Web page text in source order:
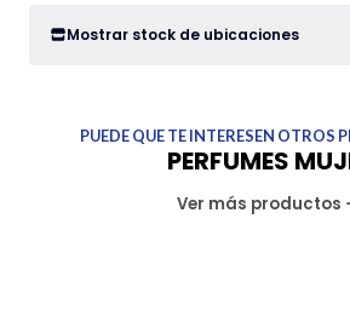
Mostrar stock de ubicaciones
PUEDE QUE TE INTERESEN OTROS
PERFUMES
Ver más productos